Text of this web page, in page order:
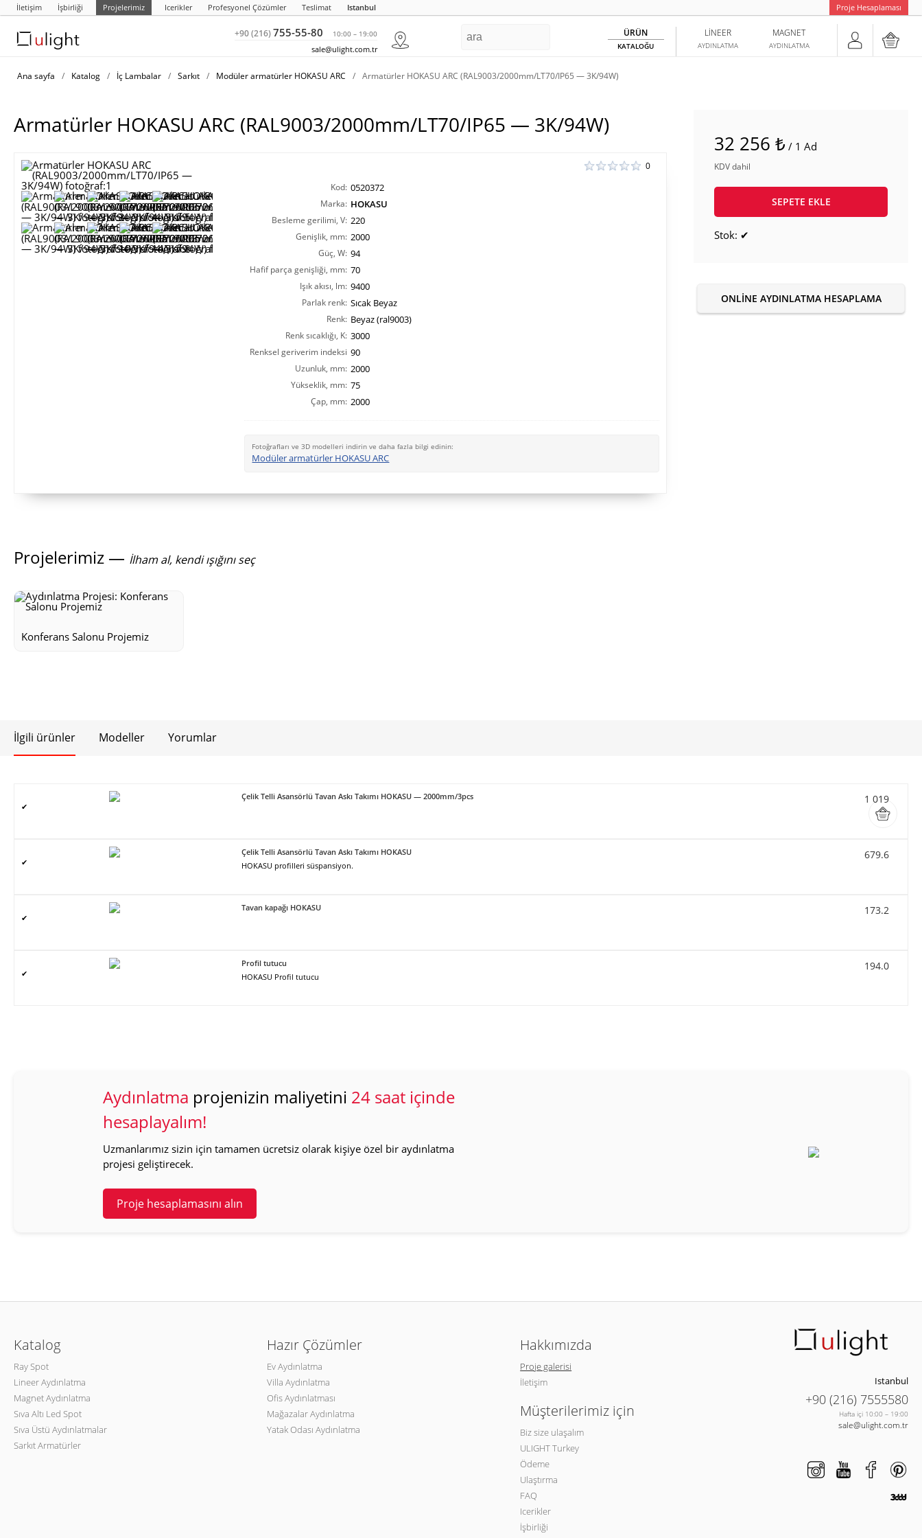
İletişim İşbirliği Projelerimiz Icerikler Profesyonel Çözümler Teslimat Istanbul Proje Hesaplaması
+90 (216)755-55-80 10:00 – 19:00
sale@ulight.com.tr
MAGNET
AYDINLATMA
LINEER
AYDINLATMA
ÜRÜN
KATALOĞU
Ana sayfa / Katalog / İç Lambalar / Sarkıt / Modüler armatürler HOKASU ARC / Armatürler HOKASU ARC (RAL9003/2000mm/LT70/IP65 — 3K/94W)
Armatürler HOKASU ARC (RAL9003/2000mm/LT70/IP65 — 3K/94W)
0
Kod: 0520372
Marka: HOKASU
Besleme gerilimi, V: 220
Genişlik, mm: 2000
Güç, W: 94
Hafif parça genişliği, mm: 70
Işık akısı, lm: 9400
Parlak renk: Sıcak Beyaz
Renk: Beyaz (ral9003)
Renk sıcaklığı, K: 3000
Renksel geriverim indeksi
CRI(Ra):
90
Uzunluk, mm: 2000
Yükseklik, mm: 75
Çap, mm: 2000
Fotoğrafları ve 3D modelleri indirin ve daha fazla bilgi edinin:
Modüler armatürler HOKASU ARC
32 256 ₺ / 1 Ad
KDV dahil
SEPETE EKLE
Stok: ✔
ONLINE AYDINLATMA HESAPLAMA
Projelerimiz — İlham al, kendi ışığını seç
Konferans Salonu Projemiz
İlgili ürünler Modeller Yorumlar
✔
Çelik Telli Asansörlü Tavan Askı Takımı HOKASU — 2000mm/3pcs 1 019
✔
Çelik Telli Asansörlü Tavan Askı Takımı HOKASU
HOKASU profilleri süspansiyon.
679.6
✔
Tavan kapağı HOKASU 173.2
✔
Profil tutucu
HOKASU Profil tutucu
194.0
Aydınlatma projenizin maliyetini 24 saat içinde
hesaplayalım!
Uzmanlarımız sizin için tamamen ücretsiz olarak kişiye özel bir aydınlatma
projesi geliştirecek.
Proje hesaplamasını alın
Katalog
Ray Spot
Lineer Aydınlatma
Magnet Aydınlatma
Sıva Altı Led Spot
Sıva Üstü Aydınlatmalar
Sarkıt Armatürler
Hazır Çözümler
Ev Aydınlatma
Villa Aydınlatma
Ofis Aydınlatması
Mağazalar Aydınlatma
Yatak Odası Aydınlatma
Hakkımızda
Proje galerisi
İletişim
Müşterilerimiz için
Biz size ulaşalım
ULIGHT Turkey
Ödeme
Ulaştırma
FAQ
Icerikler
İşbirliği
Istanbul
+90 (216) 7555580
Hafta içi 10:00 – 19:00
sale@ulight.com.tr